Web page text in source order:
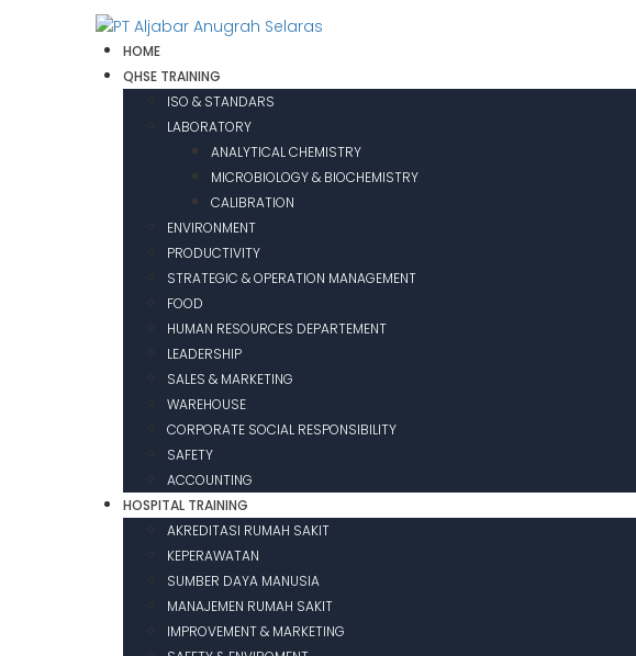
HOME
QHSE TRAINING
ISO & STANDARS
LABORATORY
ANALYTICAL CHEMISTRY
MICROBIOLOGY & BIOCHEMISTRY
CALIBRATION
ENVIRONMENT
PRODUCTIVITY
STRATEGIC & OPERATION MANAGEMENT
FOOD
HUMAN RESOURCES DEPARTEMENT
LEADERSHIP
SALES & MARKETING
WAREHOUSE
CORPORATE SOCIAL RESPONSIBILITY
SAFETY
ACCOUNTING
HOSPITAL TRAINING
AKREDITASI RUMAH SAKIT
KEPERAWATAN
SUMBER DAYA MANUSIA
MANAJEMEN RUMAH SAKIT
IMPROVEMENT & MARKETING